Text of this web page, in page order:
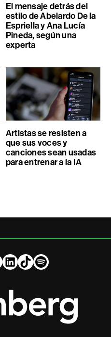
El mensaje detrás del
estilo de Abelardo De la
Espriella y Ana Lucía
Pineda, según una
experta
Artistas se resisten a
que sus voces y
canciones sean usadas
para entrenar a la IA